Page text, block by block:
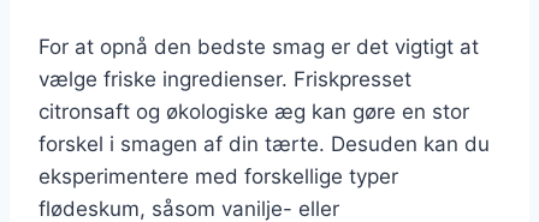
For at opnå den bedste smag er det vigtigt at
vælge friske ingredienser. Friskpresset
citronsaft og økologiske æg kan gøre en stor
forskel i smagen af din tærte. Desuden kan du
eksperimentere med forskellige typer
flødeskum, såsom vanilje- eller